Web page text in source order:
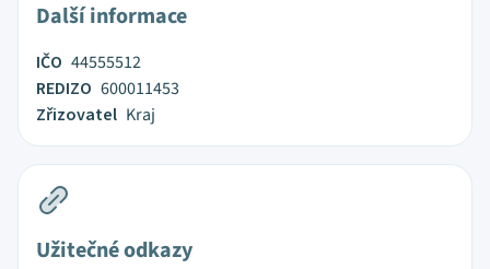
Další informace
IČO 44555512
REDIZO 600011453
Zřizovatel Kraj
Užitečné odkazy